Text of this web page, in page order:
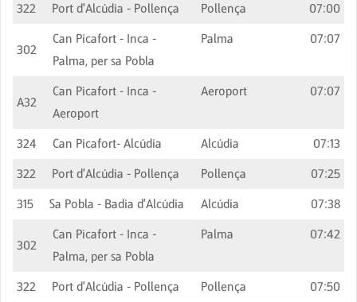
322
Port d'Alcúdia - Pollença Pollença 07:00
302
Can Picafort - Inca -
Palma, per sa Pobla
Palma 07:07
A32
Can Picafort - Inca -
Aeroport
Aeroport 07:07
324 Can Picafort- Alcúdia Alcúdia
07:13
322
Port d'Alcúdia - Pollença Pollença
07:25
315
Sa Pobla - Badia d'Alcúdia Alcúdia 07:38
302
Can Picafort - Inca -
Palma, per sa Pobla
Palma 07:42
322 Port d'Alcúdia - Pollença Pollença 07:50